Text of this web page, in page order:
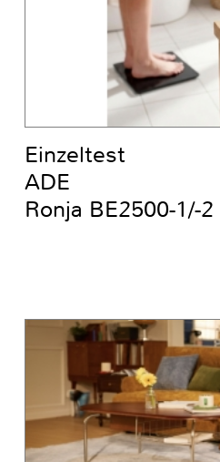
Einzeltest
ADE
Ronja BE2500-1/-2